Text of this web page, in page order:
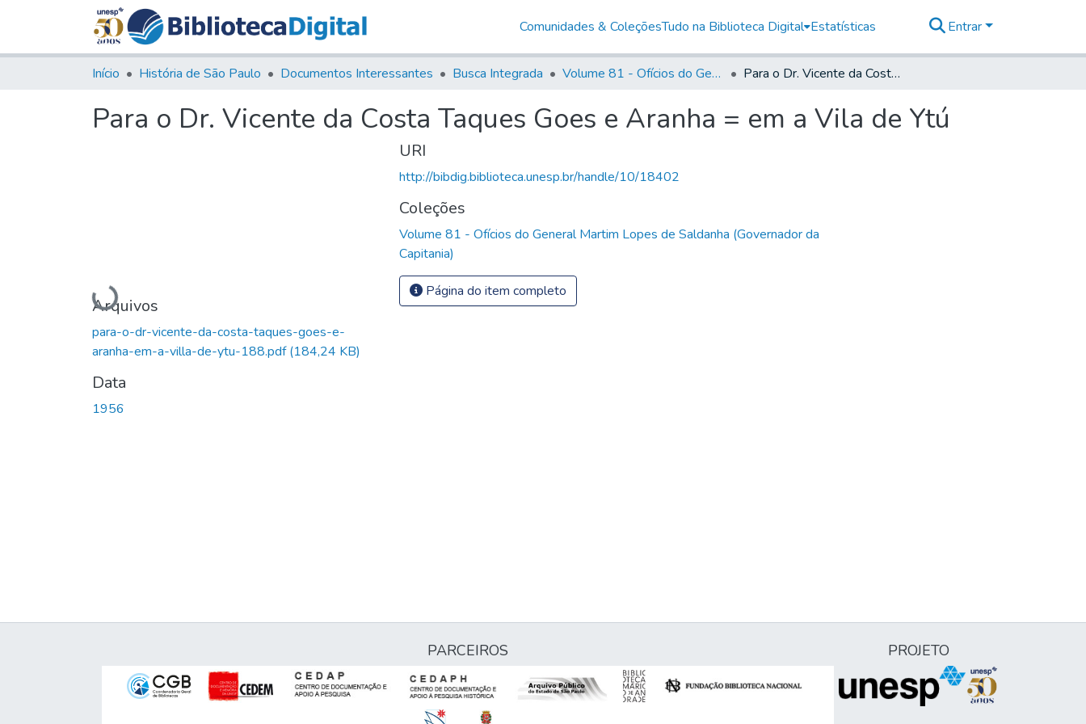
Comunidades & ColeçõesTudo na Biblioteca Digital Estatísticas Entrar
Início História de São Paulo Documentos Interessantes Busca Integrada Volume 81 - Ofícios do General Martim Lopes de Saldanha (Governador da Capitania) Para o Dr. Vicente da Costa Taques Goes e Aranha = em a Vila de Ytú
Para o Dr. Vicente da Costa Taques Goes e Aranha = em a Vila de Ytú
Carregando...
Arquivos
para-o-dr-vicente-da-costa-taques-goes-e-
aranha-em-a-villa-de-ytu-188.pdf(184,24 KB)
Data
1956
URI
http://bibdig.biblioteca.unesp.br/handle/10/18402
Coleções
Volume 81 - Ofícios do General Martim Lopes de Saldanha (Governador da
Capitania)
Página do item completo
PARCEIROS PROJETO